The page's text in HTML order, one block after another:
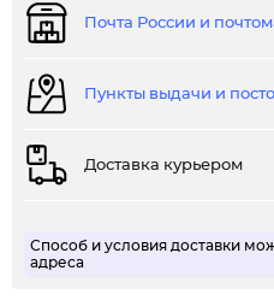
Почта России и
Пункты выдачи и
Доставка курьером
Способ и условия доставки
адреса